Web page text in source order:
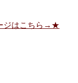
ジはこちら→★